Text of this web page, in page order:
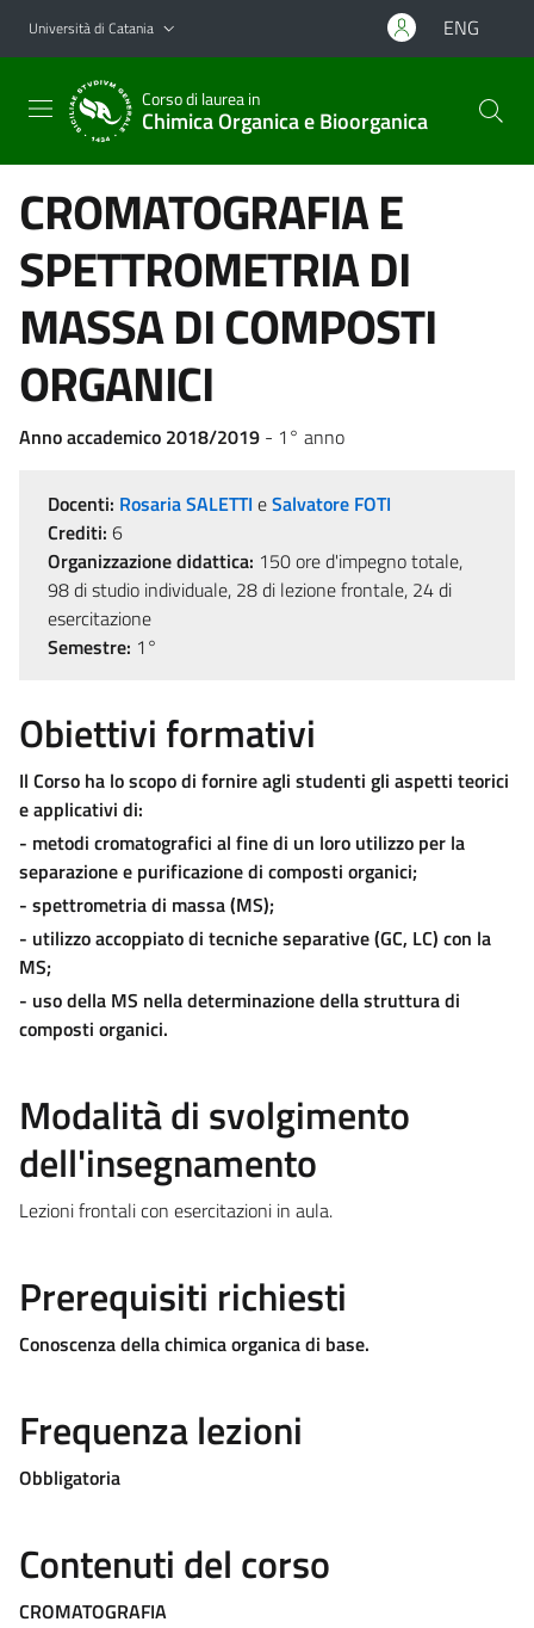
Vai al contenuto principale
Vai al menu di navigazione
Università di Catania ENG
Corso di laurea in
Chimica Organica e Bioorganica
CROMATOGRAFIA E
SPETTROMETRIA DI
MASSA DI COMPOSTI
ORGANICI
Anno accademico 2018/2019 - 1° anno
Docenti: Rosaria SALETTI eSalvatore FOTI
Crediti: 6
Organizzazione didattica: 150 ore d'impegno totale,
98 di studio individuale, 28 di lezione frontale, 24 di
esercitazione
Semestre: 1°
Obiettivi formativi
Il Corso ha lo scopo di fornire agli studenti gli aspetti teorici
e applicativi di:
- metodi cromatografici al fine di un loro utilizzo per la
separazione e purificazione di composti organici;
- spettrometria di massa (MS);
- utilizzo accoppiato di tecniche separative (GC, LC) con la
MS;
- uso della MS nella determinazione della struttura di
composti organici.
Modalità di svolgimento
dell'insegnamento
Lezioni frontali con esercitazioni in aula.
Prerequisiti richiesti
Conoscenza della chimica organica di base.
Frequenza lezioni
Obbligatoria
Contenuti del corso
CROMATOGRAFIA